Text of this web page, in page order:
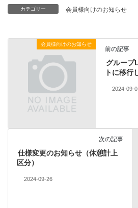
カテゴリー 会員様向けのお知らせ
会員様向けのお知らせ
前の記事
グループ
トに移行
2024-09-
次の記事
仕様変更のお知らせ（休憩計上
区分）
2024-09-26